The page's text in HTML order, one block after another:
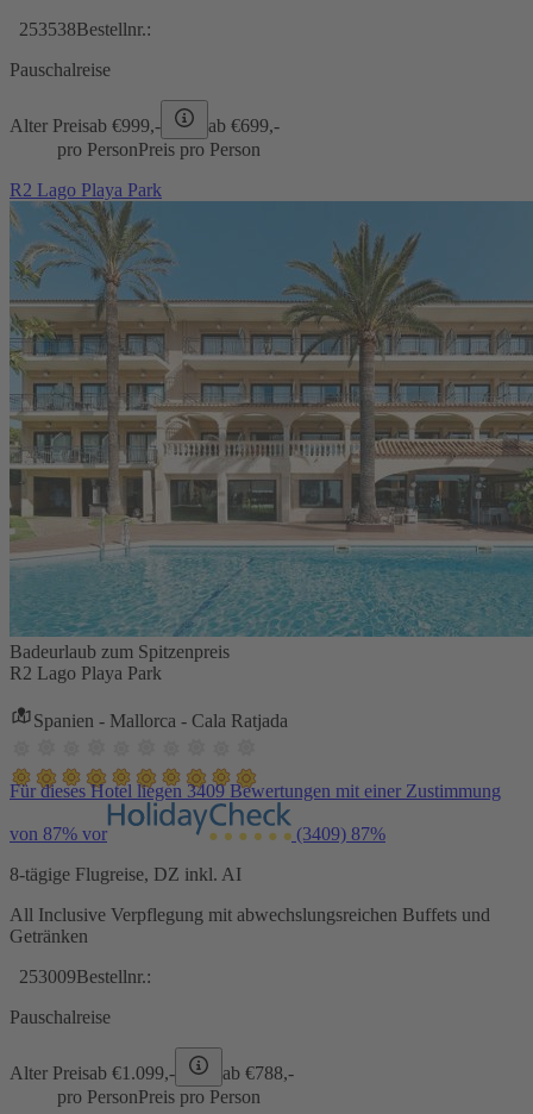
253538Bestellnr.:
Pauschalreise
Alter Preisab €999,- ab €699,-
pro PersonPreis pro Person
R2 Lago Playa Park
Badeurlaub zum Spitzenpreis
R2 Lago Playa Park
Spanien - Mallorca - Cala Ratjada
Für dieses Hotel liegen 3409 Bewertungen mit einer Zustimmung
von 87% vor (3409) 87%
8-tägige Flugreise, DZ inkl. AI
All Inclusive Verpflegung mit abwechslungsreichen Buffets und
Getränken
253009Bestellnr.:
Pauschalreise
Alter Preisab €1.099,- ab €788,-
pro PersonPreis pro Person